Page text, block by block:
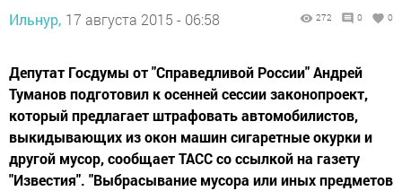
Ильнур, 17 августа 2015 - 06:58 272 0 0
Депутат Госдумы от "Справедливой России" Андрей
Туманов подготовил к осенней сессии законопроект,
который предлагает штрафовать автомобилистов,
выкидывающих из окон машин сигаретные окурки и
другой мусор, сообщает ТАСС со ссылкой на газету
"Известия". "Выбрасывание мусора или иных предметов